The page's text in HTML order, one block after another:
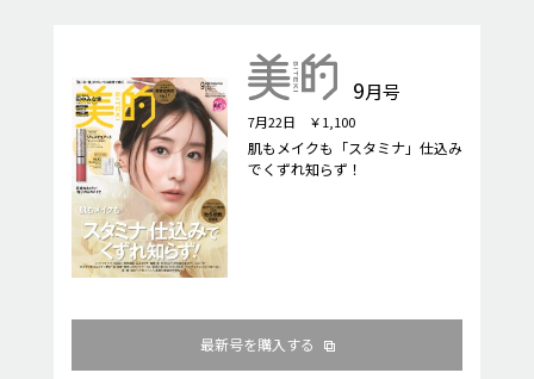
9月号
7月22日 ￥1,100
肌もメイクも「スタミナ」仕込み
でくずれ知らず！
最新号を購入する